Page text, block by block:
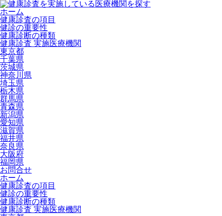
ホーム
健康診査の項目
健診の重要性
健康診断の種類
健康診査 実施医療機関
東京都
千葉県
茨城県
神奈川県
埼玉県
栃木県
群馬県
青森県
新潟県
愛知県
滋賀県
福井県
奈良県
大阪府
福岡県
お問合せ
ホーム
健康診査の項目
健診の重要性
健康診断の種類
健康診査 実施医療機関